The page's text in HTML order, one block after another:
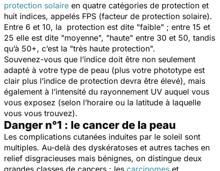
protection solaire en quatre catégories de protection et
huit indices, appelés FPS (facteur de protection solaire).
Entre 6 et 10, la protection est dite "faible" ; entre 15 et
25 elle est dite "moyenne", "haute" entre 30 et 50, tandis
qu’à 50+, c’est la "très haute protection".
Souvenez-vous que l’indice doit être non seulement
adapté à votre type de peau (plus votre phototype est
clair plus l’indice de protection devra être élevé), mais
également à l’intensité du rayonnement UV auquel vous
vous exposez (selon l’horaire ou la latitude à laquelle
vous vous trouvez).
Danger n°1 : le cancer de la peau
Les complications cutanées induites par le soleil sont
multiples. Au-delà des dyskératoses et autres taches en
relief disgracieuses mais bénignes, on distingue deux
grandes classes de cancers : les carcinomes et